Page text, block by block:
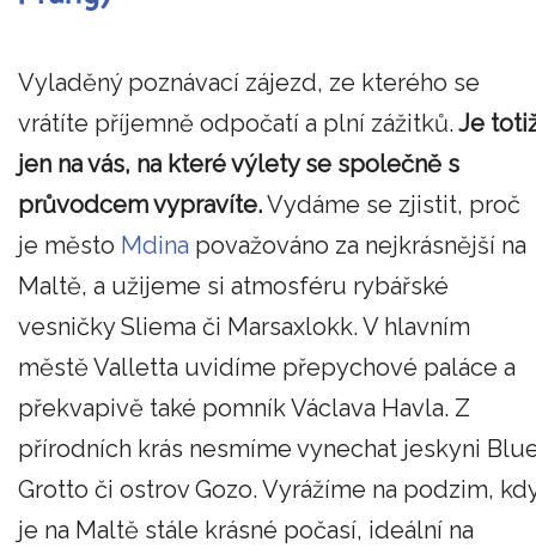
Vyladěný poznávací zájezd, ze kterého se
vrátíte příjemně odpočatí a plní zážitků. Je
jen na vás, na které výlety se společně s
průvodcem vypravíte.Vydáme se zjistit, proč
je město Mdina považováno za nejkrásnější na
Maltě, a užijeme si atmosféru rybářské
vesničky Sliema či Marsaxlokk. V hlavním
městě Valletta uvidíme přepychové paláce a
překvapivě také pomník Václava Havla. Z
přírodních krás nesmíme vynechat jeskyni
Grotto či ostrov Gozo. Vyrážíme na podzim,
je na Maltě stále krásné počasí, ideální na